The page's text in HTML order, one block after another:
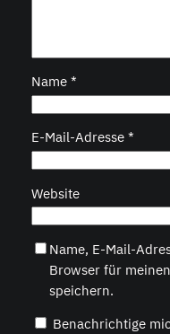
Name *
E-Mail-Adresse *
Website
Name, E-Mail-
Browser für
speichern.
Benachrichtige